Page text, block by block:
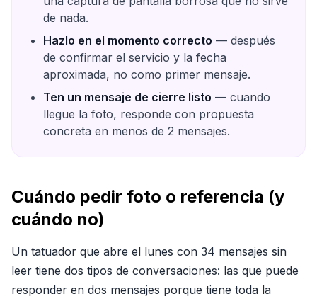
de nada.
Hazlo en el momento correcto — después
de confirmar el servicio y la fecha
aproximada, no como primer mensaje.
Ten un mensaje de cierre listo — cuando
llegue la foto, responde con propuesta
concreta en menos de 2 mensajes.
Cuándo pedir foto o referencia (y
cuándo no)
Un tatuador que abre el lunes con 34 mensajes sin
leer tiene dos tipos de conversaciones: las que puede
responder en dos mensajes porque tiene toda la